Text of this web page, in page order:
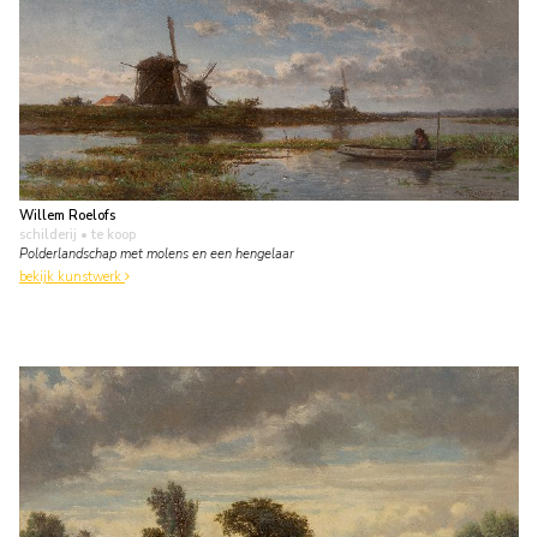
Willem Roelofs
schilderij • te koop
Polderlandschap met molens en een hengelaar
bekijk kunstwerk